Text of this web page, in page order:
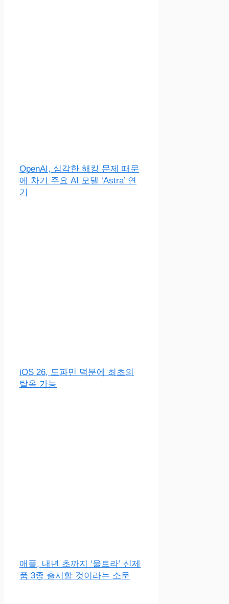
OpenAI, 심각한 해킹 문제 때문
에 차기 주요 AI 모델 ‘Astra’ 연
기
iOS 26, 도파민 덕분에 최초의
탈옥 가능
애플, 내년 초까지 ‘울트라’ 신제
품 3종 출시할 것이라는 소문